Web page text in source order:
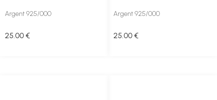
Argent 925/000
25 .00 €
Argent 925/000
25 .00 €